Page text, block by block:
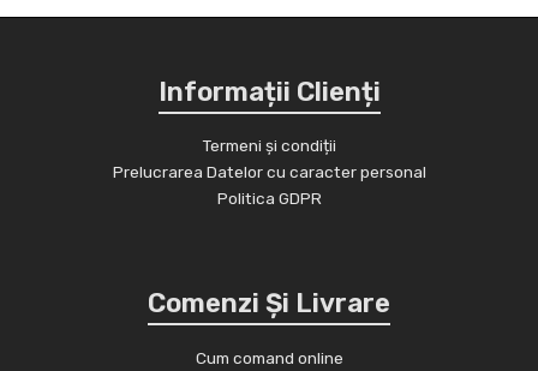
Informații Clienți
Termeni și condiții
Prelucrarea Datelor cu caracter personal
Politica GDPR
Comenzi Și Livrare
Cum comand online